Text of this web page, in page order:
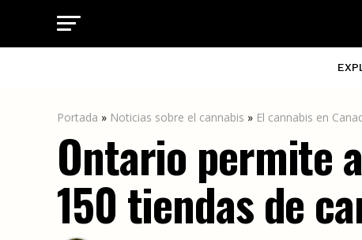
Portada » Noticias sobre el cannabis » El cannabis en
Ontario permite
150 tiendas de